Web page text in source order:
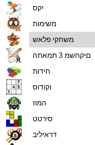
יִקס
משימות
משחקי פלאש
םיקחשמ 3 תמאתה
חידות
וקודוס
המוז
סירטט
דראיליב